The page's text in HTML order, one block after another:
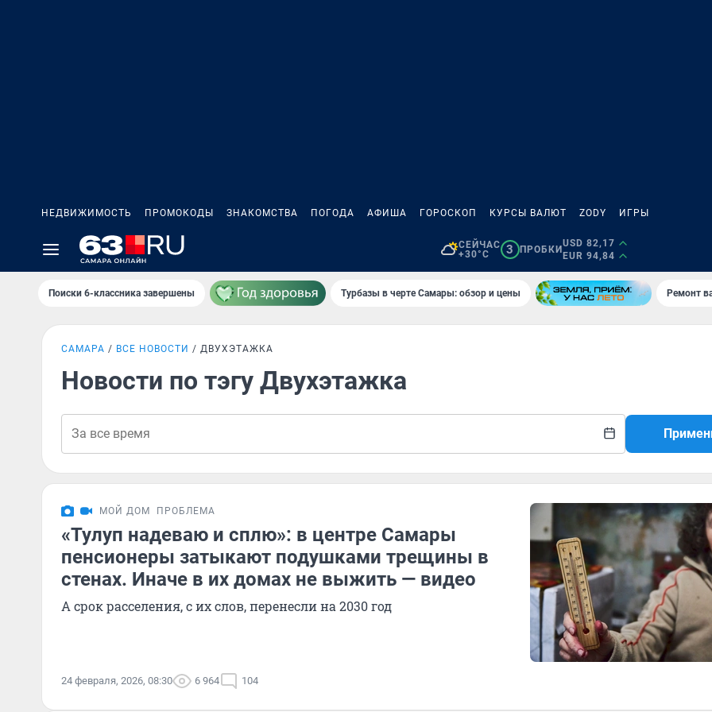
НЕДВИЖИМОСТЬ ПРОМОКОДЫ ЗНАКОМСТВА ПОГОДА АФИША ГОРОСКОП КУРСЫ ВАЛЮТ ZODY ИГРЫ
СЕЙЧАС
+30°C
3 ПРОБКИ
USD 82,17
EUR 94,84
Поиски 6-классника завершены Турбазы в черте Самары: обзор и цены Ремонт
САМАРА ВСЕ НОВОСТИ ДВУХЭТАЖКА
Новости по тэгу Двухэтажка
МОЙ ДОМ ПРОБЛЕМА
«Тулуп надеваю и сплю»: в центре Самары
пенсионеры затыкают подушками трещины в
стенах. Иначе в их домах не выжить — видео
А срок расселения, с их слов, перенесли на 2030 год
24 февраля, 2026, 08:30 6 964 104